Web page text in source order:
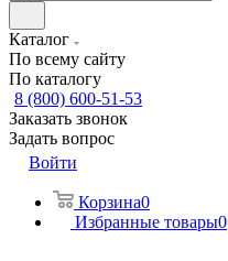
Каталог
По всему сайту
По каталогу
8 (800) 600-51-53
Заказать звонок
Задать вопрос
Войти
Корзина0
Избранные товары0